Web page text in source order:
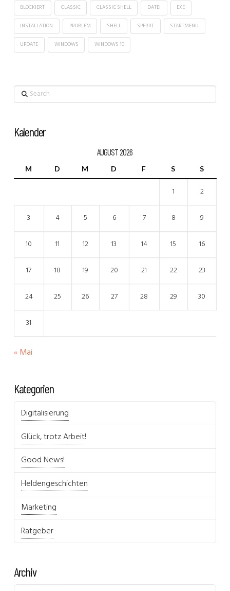
BLOCKIERT CLASSIC CLASSIC SHELL DATEI EXE
INSTALLATION PROBLEM SHELL SPERRT STARTMENU
UPDATE WINDOWS WINDOWS 10
Search
Kalender
AUGUST 2026
M D M D F S S
1 2
3 4 5 6 7 8 9
10 11 12 13 14 15 16
17 18 19 20 21 22 23
24 25 26 27 28 29 30
31
« Mai
Kategorien
Digitalisierung
Glück, trotz Arbeit!
Good News!
Heldengeschichten
Marketing
Ratgeber
Archiv